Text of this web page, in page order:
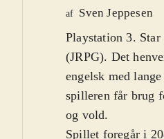
af Sven Jeppesen
Playstation 3.
(JRPG). Det
engelsk med
spilleren får brug
og vold.
Spillet foregår i